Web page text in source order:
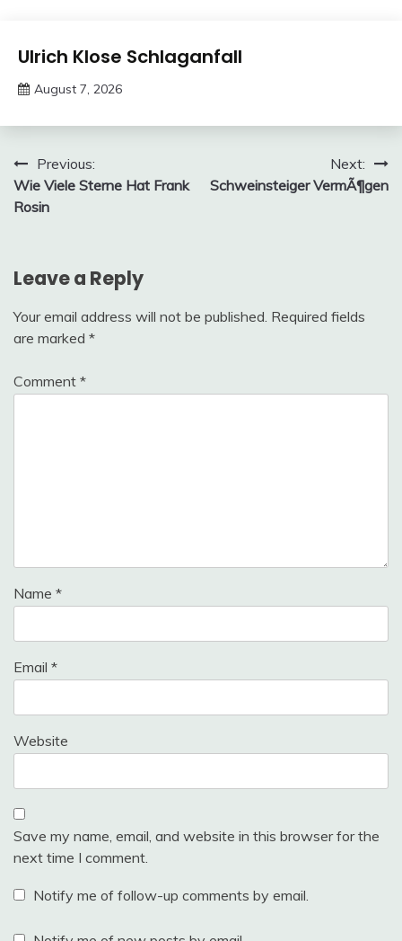
Trends
Ulrich Klose Schlaganfall
August 7, 2026
Post
navigation
Previous:
Wie Viele Sterne Hat Frank
Rosin
Next:
Schweinsteiger VermÃ¶gen
Leave a Reply
Your email address will not be published. Required fields
are marked *
Comment *
Name *
Email *
Website
Save my name, email, and website in this browser for the
next time I comment.
Notify me of follow-up comments by email.